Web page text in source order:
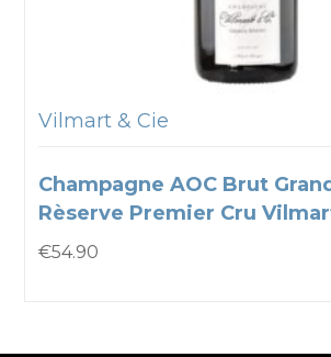
Vilmart & Cie
Champagne AOC Brut
Rèserve Premier Cru
€54.90